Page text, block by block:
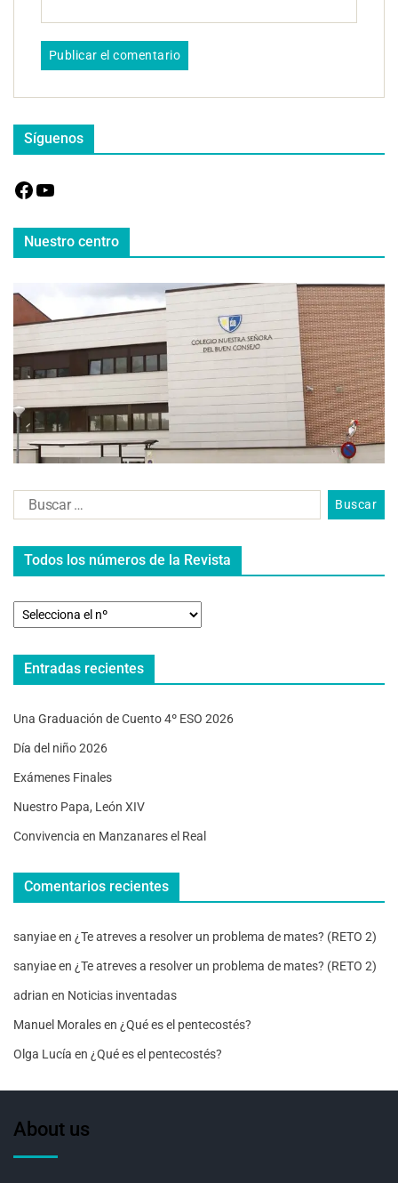
Síguenos
Nuestro centro
Todos los números de la Revista
Entradas recientes
Una Graduación de Cuento 4º ESO 2026
Día del niño 2026
Exámenes Finales
Nuestro Papa, León XIV
Convivencia en Manzanares el Real
Comentarios recientes
sanyiaeen ¿Te atreves a resolver un problema de mates? (RETO 2)
sanyiaeen ¿Te atreves a resolver un problema de mates? (RETO 2)
adrian en Noticias inventadas
Manuel Moralesen ¿Qué es el pentecostés?
Olga Lucía en ¿Qué es el pentecostés?
About us